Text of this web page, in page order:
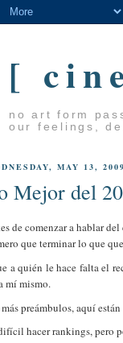
[
no art form
our feelings,
MAY 13, 2009
Mejor del
de comenzar a hablar
que terminar lo que
a quién le hace falta el
mí mismo.
preámbulos, aquí
hacer rankings, pero